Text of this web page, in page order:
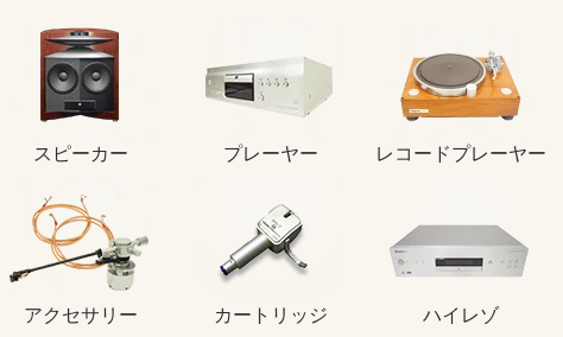
スピーカー プレーヤー レコードプレーヤー
アクセサリー カートリッジ ハイレゾ